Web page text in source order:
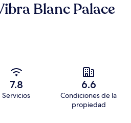
Blanc Palace
7.8
Servicios
6.6
Condiciones de la
propiedad